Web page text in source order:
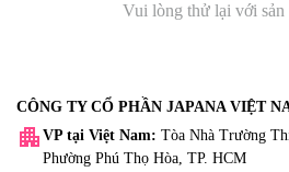
Vui lòng thử lại với sản
CÔNG TY CỔ PHẦN JAPANA VIỆT
apartment VP tại Việt Nam: Tòa Nhà Trường
Phường Phú Thọ Hòa, TP. HCM